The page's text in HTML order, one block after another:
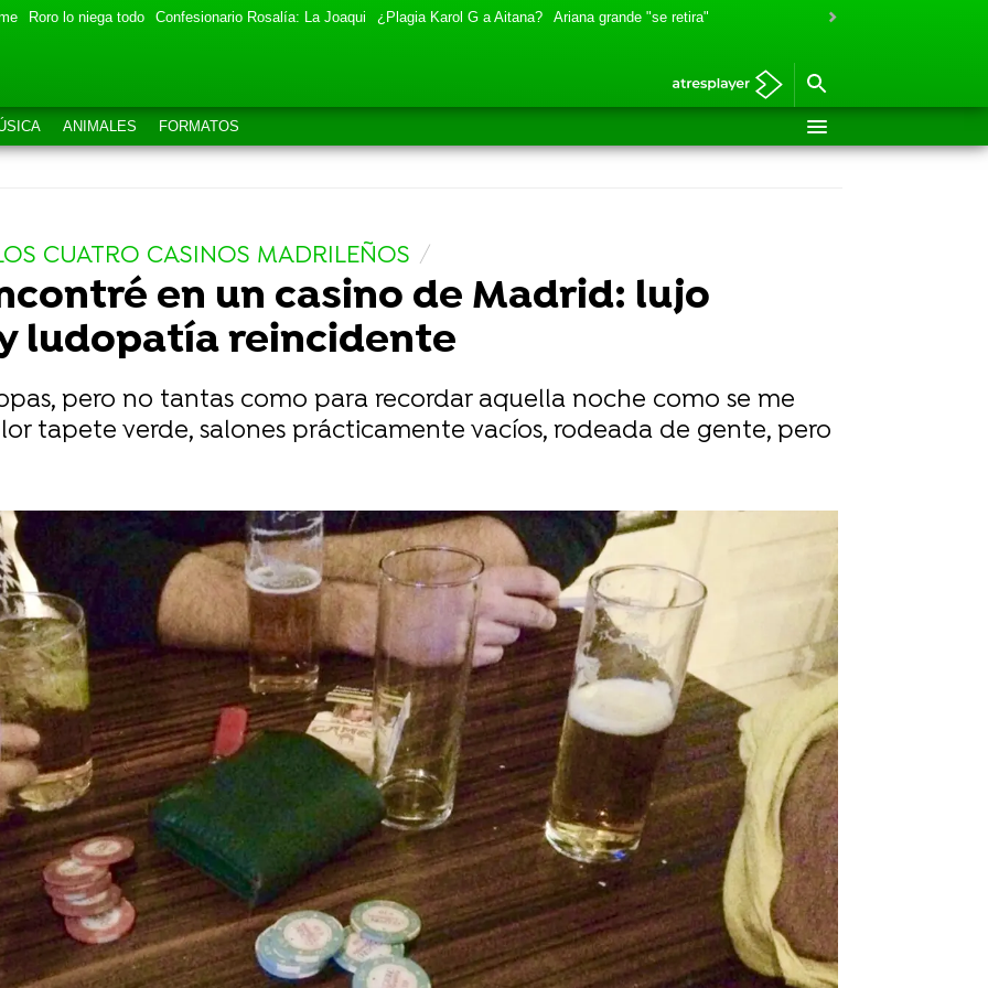
Roro lo niega todo Confesionario Rosalía: La Joaqui ¿Plagia Karol G a Aitana? Ariana grande "se retira"
ANIMALES FORMATOS
CUATRO CASINOS MADRILEÑOS
en un casino de Madrid: lujo
ludopatía reincidente
pero no tantas como para recordar aquella noche como se me
tapete verde, salones prácticamente vacíos, rodeada de gente, pero